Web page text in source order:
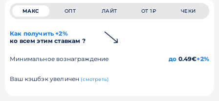
МАКС ОПТ ЛАЙТ ОТ 1₽ ЧЕКИ
Как получить +2%
ко всем этим ставкам ?
Минимальное вознаграждение до 0.49€+2%
Ваш кэшбэк увеличен (смотреть)